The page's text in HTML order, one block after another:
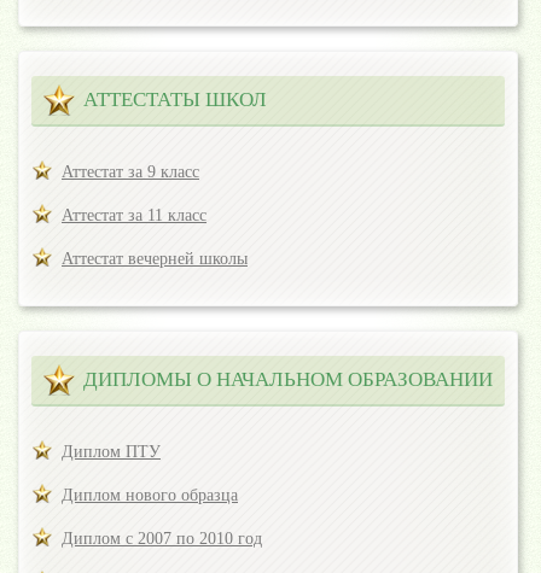
АТТЕСТАТЫ ШКОЛ
Аттестат за 9 класс
Аттестат за 11 класс
Аттестат вечерней школы
ДИПЛОМЫ О НАЧАЛЬНОМ ОБРАЗОВАНИИ
Диплом ПТУ
Диплом нового образца
Диплом с 2007 по 2010 год